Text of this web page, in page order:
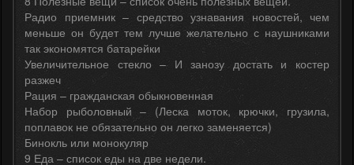
Радио приемник – средство узнавания новостей, чем
меньше он будет тем лучше желательно с наушниками
так экономятся батарейки
Увеличительное стекло – И занозу достать и костер
разжеч
Рация – гражданская обыкновенная
Набор рыболовный – (Леска моток, крючки, грузила,
поплавок не обязательно он легко заменяется)
Бинокль или монокуляр
9 Еда – список еды на две недели.